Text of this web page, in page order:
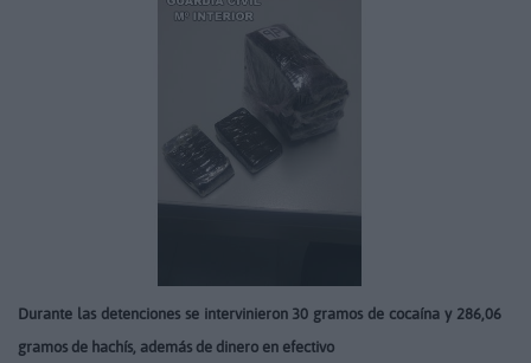
Durante las detenciones se intervinieron 30 gramos de cocaína y 286,06
gramos de hachís, además de dinero en efectivo